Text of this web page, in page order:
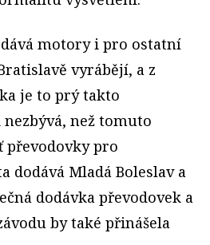
motory i pro ostatní
vyrábějí, a z
je to prý takto
než tomuto
převodovky pro
dodává Mladá Boleslav a
dodávka převodovek a
by také přinášela